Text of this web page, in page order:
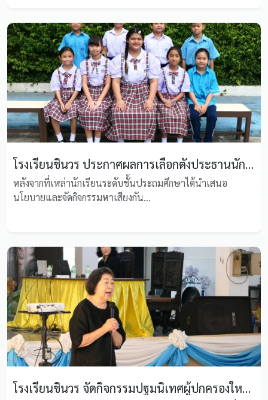
โรงเรียนชินวร ประกาศผลการเลือกตั้งประธานนักเรียน ฝั่งประถม ประจำปีการศึกษา 2569
หลังจากที่เหล่านักเรียนระดับชั้นประถมศึกษาได้นำเสนอ
นโยบายและจัดกิจกรรมหาเสียงกัน...
โรงเรียนชินวร จัดกิจกรรมปฐมนิเทศผู้ปกครองใหม่ มุ่งประสานความร่วมมือเพื่อการเติบโตอย่างมีคุณภาพของนักเรียน